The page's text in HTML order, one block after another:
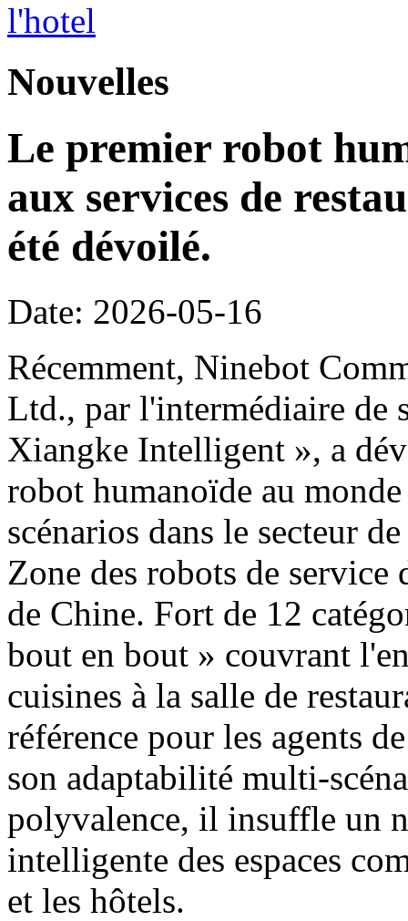
Nouvelles
Le premier robot
aux services de
été dévoilé.
Date: 2026-05-16
Récemment, Ninebot
Ltd., par l'intermédiaire de
Xiangke Intelligent », a
robot humanoïde au
scénarios dans le secteur
Zone des robots de
de Chine. Fort de 12
bout en bout » couvrant
cuisines à la salle de
référence pour les agents
son adaptabilité multi-
polyvalence, il insuffle un
intelligente des espaces
et les hôtels.